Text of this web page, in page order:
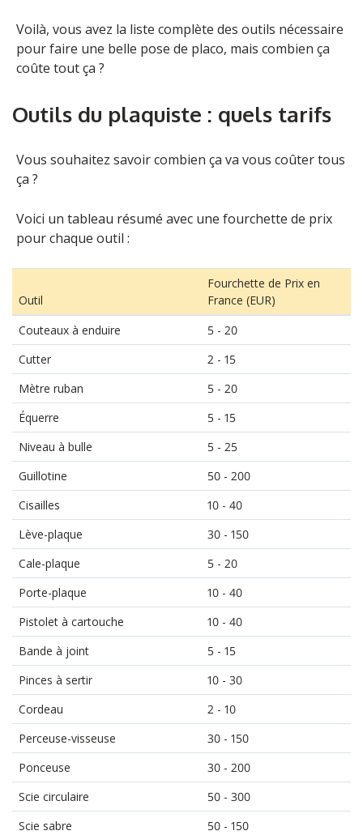
Voilà, vous avez la liste complète des outils nécessaire
pour faire une belle pose de placo, mais combien ça
coûte tout ça ?
Outils du plaquiste : quels tarifs
Vous souhaitez savoir combien ça va vous coûter tous
ça ?
Voici un tableau résumé avec une fourchette de prix
pour chaque outil :
Outil
Fourchette de Prix en
France (EUR)
Couteaux à enduire
5 - 20
Cutter
2 - 15
Mètre ruban
5 - 20
Équerre
5 - 15
Niveau à bulle
5 - 25
Guillotine
50 - 200
Cisailles
10 - 40
Lève-plaque
30 - 150
Cale-plaque
5 - 20
Porte-plaque
10 - 40
Pistolet à cartouche
10 - 40
Bande à joint
5 - 15
Pinces à sertir
10 - 30
Cordeau
2 - 10
Perceuse-visseuse
30 - 150
Ponceuse
30 - 200
Scie circulaire
50 - 300
Scie sabre
50 - 150